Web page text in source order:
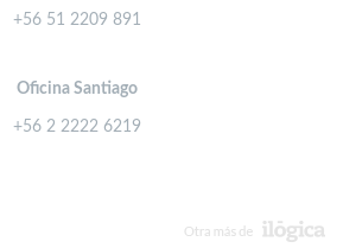
+56 51 2209 891
Oficina Santiago
+56 2 2222 6219